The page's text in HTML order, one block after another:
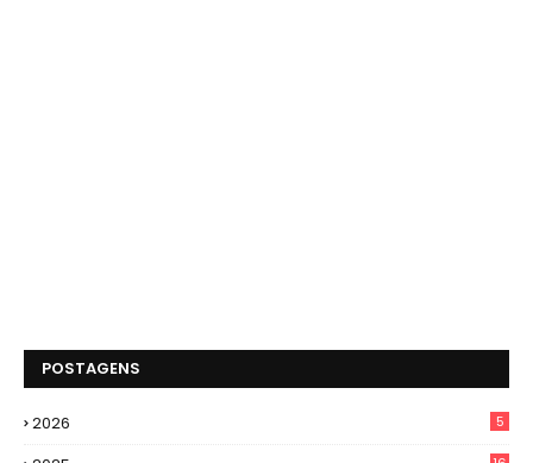
POSTAGENS
2026 5